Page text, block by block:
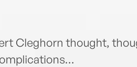
Cleghorn thought,